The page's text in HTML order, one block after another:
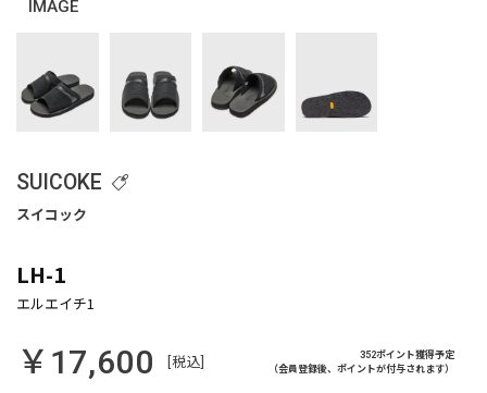
IMAGE
SUICOKE
LH-1
￥17,600 [税込]
352ポイント獲得予定
（会員登録後、ポイントが付与されます）